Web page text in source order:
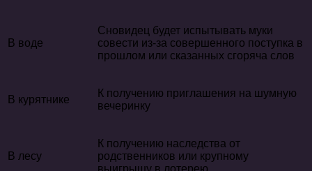
В воде
Сновидец будет испытывать муки
совести из-за совершенного поступка в
прошлом или сказанных сгоряча слов
В курятнике
К получению приглашения на шумную
вечеринку
В лесу
К получению наследства от
родственников или крупному